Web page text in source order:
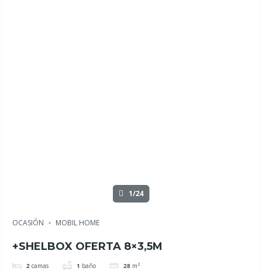
1/24
OCASIÓN MOBIL HOME
+SHELBOX OFERTA 8×3,5M
2 camas 1 baño 28 m²